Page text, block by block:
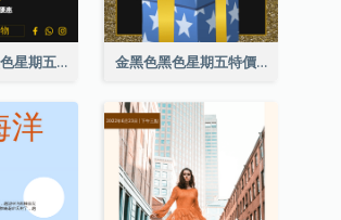
黃色大氣球黑色星期五特價海報 金黑色黑色星期五特價海報